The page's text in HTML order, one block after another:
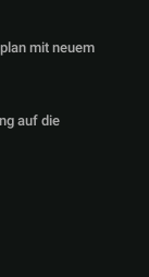
mit neuem
auf die